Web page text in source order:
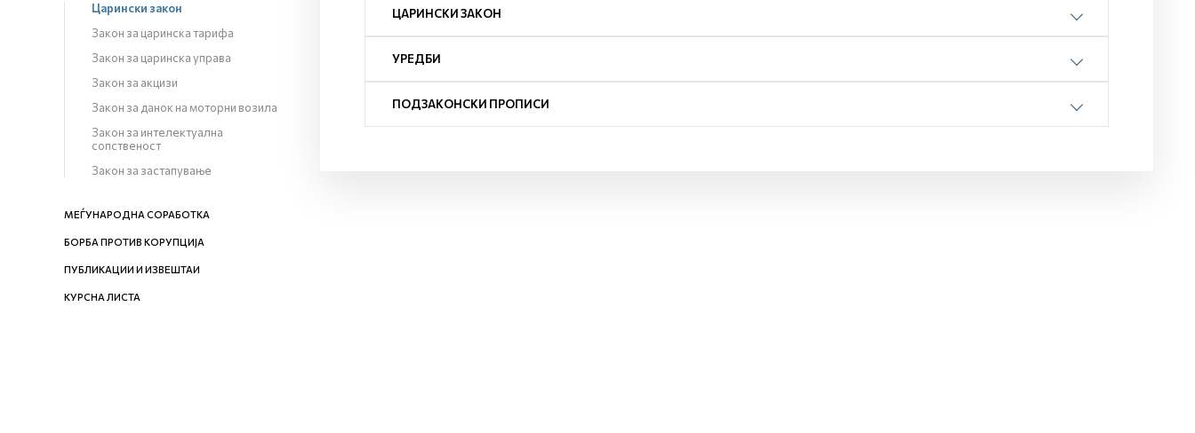
Царински закон
Закон за царинска тарифа
Закон за царинска управа
Закон за акцизи
Закон за данок на моторни возила
Закон за интелектуална
сопственост
Закон за застапување
МЕЃУНАРОДНА СОРАБОТКА
БОРБА ПРОТИВ КОРУПЦИЈА
ПУБЛИКАЦИИ И ИЗВЕШТАИ
КУРСНА ЛИСТА
ЦАРИНСКИ ЗАКОН
УРЕДБИ
ПОДЗАКОНСКИ ПРОПИСИ